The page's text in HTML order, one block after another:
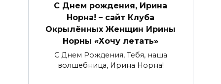
С Днем рождения, Ирина
Норна! – сайт Клуба
Окрылённых Женщин Ирины
Норны «Хочу летать»
С Днем Рождения, Тебя, наша
волшебница, Ирина Норна!